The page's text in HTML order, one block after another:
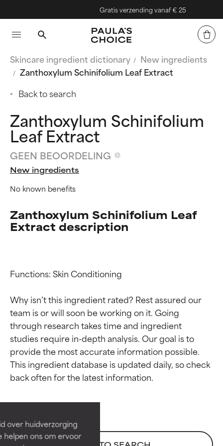
over huidverzorging
helpen ons om ervoor
Gratis verzending vanaf € 25
Skincare ingredient dictionary
New ingredients
Zanthoxylum Schinifolium Leaf Extract
Back to search
Zanthoxylum Schinifolium
Leaf Extract
GEEN BEOORDELING
New ingredients
No known benefits
Zanthoxylum Schinifolium Leaf
Extract description
Functions: Skin Conditioning
Why isn’t this ingredient rated? Rest assured our
team is or will soon be working on it. Going
through research takes time and ingredient
studies require in-depth analysis. Our goal is to
provide the most accurate information possible.
This ingredient database is updated daily, so check
Beoordelingen van
ingrediënten
Bewezen en ondersteund door
onafhankelijk onderzoek.
Beoordelingen van
ingrediënten
Bewezen en ondersteund door
onafhankelijk onderzoek.